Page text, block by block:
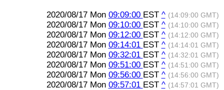
2020/08/17 Mon 09:09:00 EST ^ (14:09:00 GMT)
2020/08/17 Mon 09:10:00 EST ^ (14:10:00 GMT)
2020/08/17 Mon 09:12:00 EST ^ (14:12:00 GMT)
2020/08/17 Mon 09:14:01 EST ^ (14:14:01 GMT)
2020/08/17 Mon 09:32:01 EST ^ (14:32:01 GMT)
2020/08/17 Mon 09:51:00 EST ^ (14:51:00 GMT)
2020/08/17 Mon 09:56:00 EST ^ (14:56:00 GMT)
2020/08/17 Mon 09:57:01 EST ^ (14:57:01 GMT)